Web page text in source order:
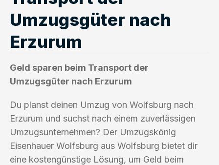
Umzugsgüter nach
Erzurum
Geld sparen beim Transport der
Umzugsgüter nach Erzurum
Du planst deinen Umzug von Wolfsburg nach
Erzurum und suchst nach einem zuverlässigen
Umzugsunternehmen? Der Umzugskönig
Eisenhauer Wolfsburg aus Wolfsburg bietet dir
eine kostengünstige Lösung, um Geld beim